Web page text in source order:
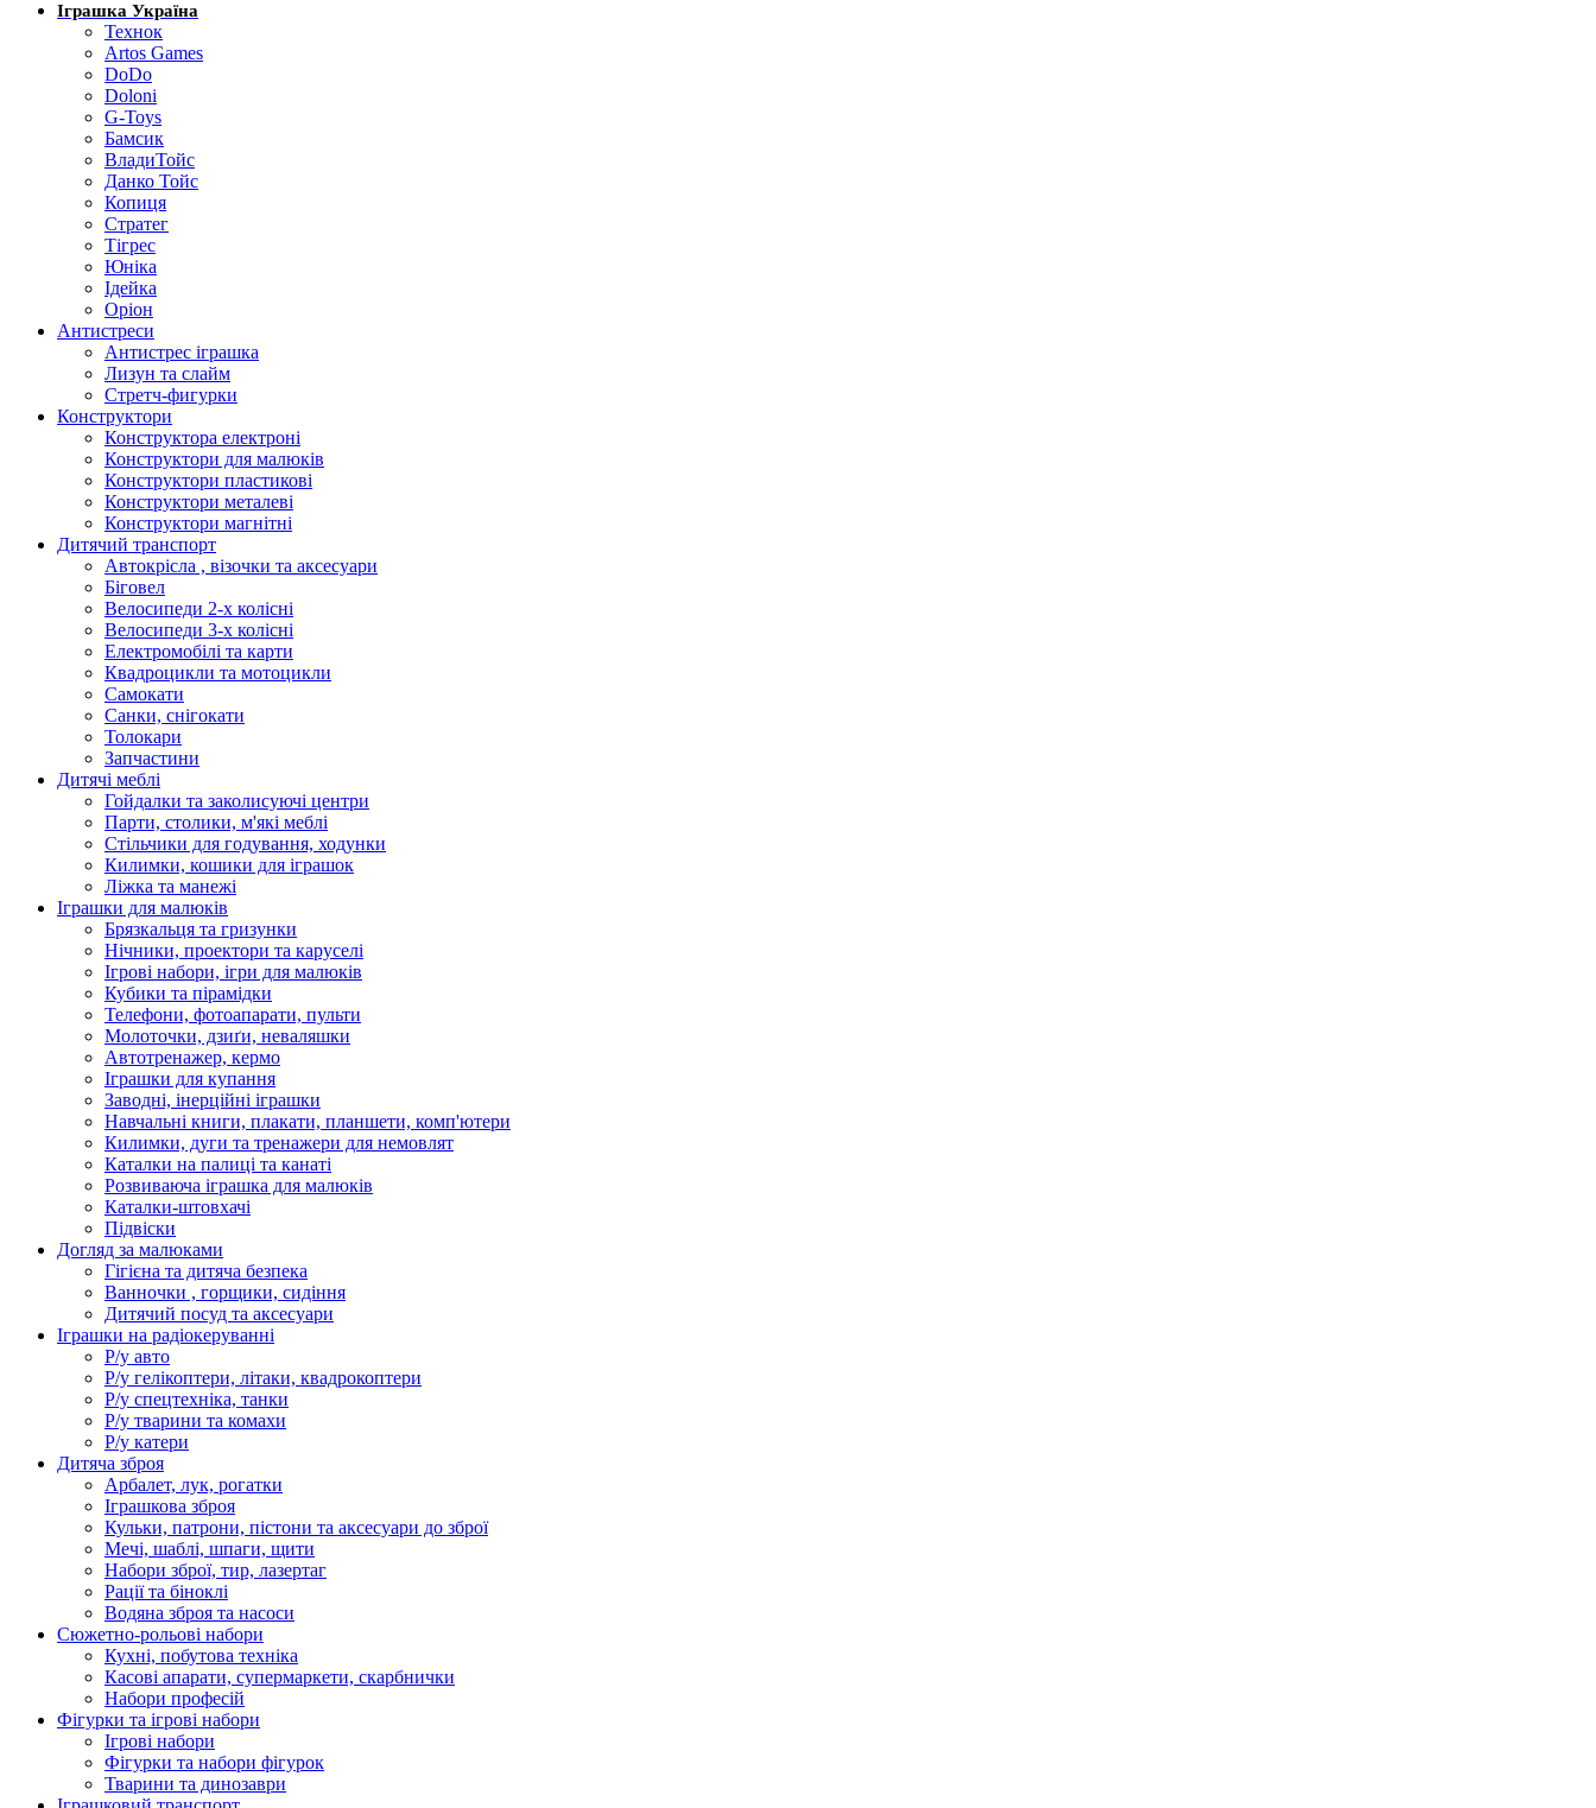
Іграшка Україна
Технок
Artos Games
DoDo
Doloni
G-Toys
Бамсик
ВладиТойс
Данко Тойс
Копиця
Стратег
Тігрес
Юніка
Ідейка
Оріон
Антистреси
Антистрес іграшка
Лизун та слайм
Стретч-фигурки
Конструктори
Конструктора електроні
Конструктори для малюків
Конструктори пластикові
Конструктори металеві
Конструктори магнітні
Дитячий транспорт
Автокрісла , візочки та аксесуари
Біговел
Велосипеди 2-х колісні
Велосипеди 3-х колісні
Електромобілі та карти
Квадроцикли та мотоцикли
Самокати
Санки, снігокати
Толокари
Запчастини
Дитячі меблі
Гойдалки та заколисуючі центри
Парти, столики, м'які меблі
Стільчики для годування, ходунки
Килимки, кошики для іграшок
Ліжка та манежі
Іграшки для малюків
Брязкальця та гризунки
Нічники, проектори та каруселі
Ігрові набори, ігри для малюків
Кубики та пірамідки
Телефони, фотоапарати, пульти
Молоточки, дзиґи, неваляшки
Автотренажер, кермо
Іграшки для купання
Заводні, інерційні іграшки
Навчальні книги, плакати, планшети, комп'ютери
Килимки, дуги та тренажери для немовлят
Каталки на палиці та канаті
Розвиваюча іграшка для малюків
Каталки-штовхачі
Підвіски
Догляд за малюками
Гігієна та дитяча безпека
Ванночки , горщики, сидіння
Дитячий посуд та аксесуари
Іграшки на радіокеруванні
Р/у авто
Р/у гелікоптери, літаки, квадрокоптери
Р/у спецтехніка, танки
Р/у тварини та комахи
Р/у катери
Дитяча зброя
Арбалет, лук, рогатки
Іграшкова зброя
Кульки, патрони, пістони та аксесуари до зброї
Мечі, шаблі, шпаги, щити
Набори зброї, тир, лазертаг
Рації та біноклі
Водяна зброя та насоси
Сюжетно-рольові набори
Кухні, побутова техніка
Касові апарати, супермаркети, скарбнички
Набори професій
Фігурки та ігрові набори
Ігрові набори
Фігурки та набори фігурок
Тварини та динозаври